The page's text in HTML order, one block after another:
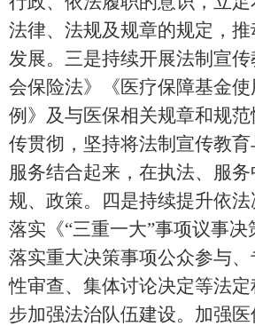
法律、法规及规章的规定，
发展。三是持续开展法制宣
会保险法》《医疗保障基金
例》及与医保相关规章和规
传贯彻，坚持将法制宣传教
服务结合起来，在执法、服
规、政策。四是持续提升依
落实《“三重一大”事项议事决
落实重大决策事项公众参与
性审查、集体讨论决定等法
步加强法治队伍建设。加强